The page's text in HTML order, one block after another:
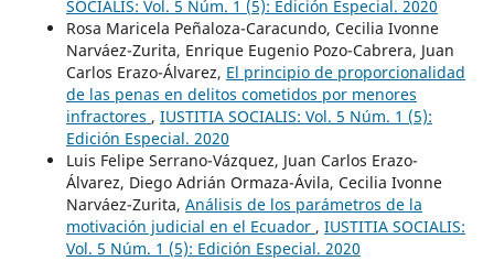
SOCIALIS: Vol. 5 Núm. 1 (5): Edición Especial. 2020
Rosa Maricela Peñaloza-Caracundo, Cecilia Ivonne
Narváez-Zurita, Enrique Eugenio Pozo-Cabrera, Juan
Carlos Erazo-Álvarez, El principio de proporcionalidad
de las penas en delitos cometidos por menores
infractores , IUSTITIA SOCIALIS: Vol. 5 Núm. 1 (5):
Edición Especial. 2020
Luis Felipe Serrano-Vázquez, Juan Carlos Erazo-
Álvarez, Diego Adrián Ormaza-Ávila, Cecilia Ivonne
Narváez-Zurita, Análisis de los parámetros de la
motivación judicial en el Ecuador , IUSTITIA SOCIALIS:
Vol. 5 Núm. 1 (5): Edición Especial. 2020